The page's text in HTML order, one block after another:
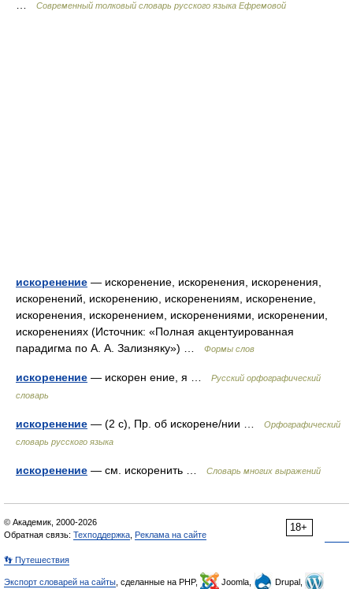
Современный толковый словарь русского языка Ефремовой
искоренение — искоренение, искоренения, искоренения,
искоренений, искоренению, искоренениям, искоренение,
искоренения, искоренением, искоренениями, искоренении,
искоренениях (Источник: «Полная акцентуированная
парадигма по А. А. Зализняку») …
Формы слов
искоренение — искорен ение, я …
Русский орфографический
словарь
искоренение — (2 с), Пр. об искорене/нии …
Орфографический
словарь русского языка
искоренение — см. искоренить … Словарь многих выражений
18+
© Академик, 2000-2026
Обратная связь: Техподдержка Реклама на сайте
👣 Путешествия
Экспорт словарей на сайты , сделанные на PHP, Joomla,
Drupal,